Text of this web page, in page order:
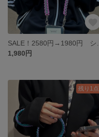
1,980円
残り1点